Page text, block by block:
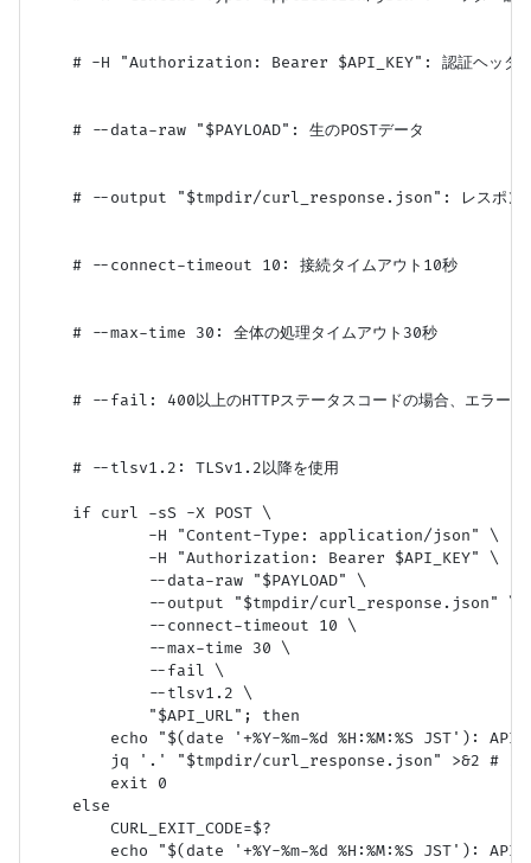
# -H "Authorization: Bearer $API_KEY": 認証ヘッダー
    # --data-raw "$PAYLOAD": 生のPOSTデータ
# --output "$tmpdir/curl_response.json": レスポンス
    # --connect-timeout 10: 接続タイムアウト10秒
    # --max-time 30: 全体の処理タイムアウト30秒
# --fail: 400以上のHTTPステータスコードの場合、エラー終
    # --tlsv1.2: TLSv1.2以降を使用
    if curl -sS -X POST \
            -H "Content-Type: application/json" \
            -H "Authorization: Bearer $API_KEY" \
            --data-raw "$PAYLOAD" \
            --output "$tmpdir/curl_response.json" \
            --connect-timeout 10 \
            --max-time 30 \
            --fail \
            --tlsv1.2 \
            "$API_URL"; then
echo "$(date '+%Y-%m-%d %H:%M:%S JST'): API呼
jq '.' "$tmpdir/curl_response.json" >&2 # レス
        exit 0
    else
        CURL_EXIT_CODE=$?
echo "$(date '+%Y-%m-%d %H:%M:%S JST'): API呼